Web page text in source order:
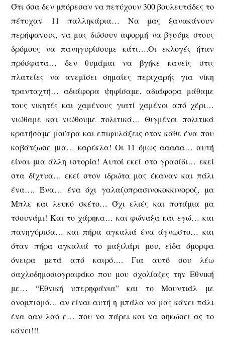
Ότι όσα δεν μπόρεσαν να πετύχουν 300 βουλευτάδες το
πέτυχαν 11 παλληκάρια… Να μας ξανακάνουν
περήφανους, να μας δώσουν αφορμή να βγούμε στους
δρόμους να πανηγυρίσουμε κάτι….Οι εκλογές ήταν
πρόσφατα… δεν θυμάμαι να βγήκε κανείς στις
πλατείες να ανεμίσει σημαίες περιχαρής για νίκη
τρανταχτή… αδιάφορα ψηφίσαμε, αδιάφορα μάθαμε
τους νικητές και χαμένους γιατί χαμένοι από χέρι…
νιώθαμε και νιώθουμε πολιτικά… Θιγμένοι πολιτικά
κρατήσαμε μούτρα και επιφυλάξεις στον κάθε ένα που
καβάτζωσε μια… καρέκλα! Οι 11 όμως ααααα… αυτή
είναι μια άλλη ιστορία! Αυτοί εκεί στο γρασίδι… εκεί
στα δίχτυα… εκεί στον ιδρώτα μας έκαναν και πάλι
ένα…. Ένα… ένα όχι γαλαζοπρασινοκοκκινοροζ, μα
Μπλε και λευκό σκέτο… Όχι ελιές και ποτάμια μα
τσουνάμι! Και το χάρηκα… και φώναξα και εγώ… και
πανηγύρισα… και πήρα αγκαλιά ένα άγνωστο… και
όταν πήρα αγκαλιά το μαξιλάρι μου, είδα όμορφα
όνειρα μετά από καιρό…. Για αυτό σου λέω
σαχλοδημοσιογραφάκο που μου σχολίαζες την Εθνική
με… “Εθνική υπερηφάνια” και το Μουντιάλ με
σνομπισμό… αν είναι αυτή η μπάλα να μας κάνει πάλι
ένα σαν λαό ε… που να πάρει και να σηκώσει ας το
κάνει!!!